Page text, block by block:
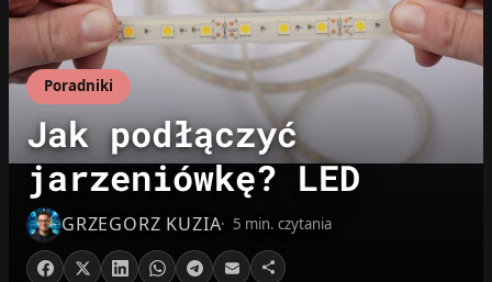
Poradniki
Jak podłączyć
jarzeniówkę? LED
GRZEGORZ KUZIA 5 min. czytania